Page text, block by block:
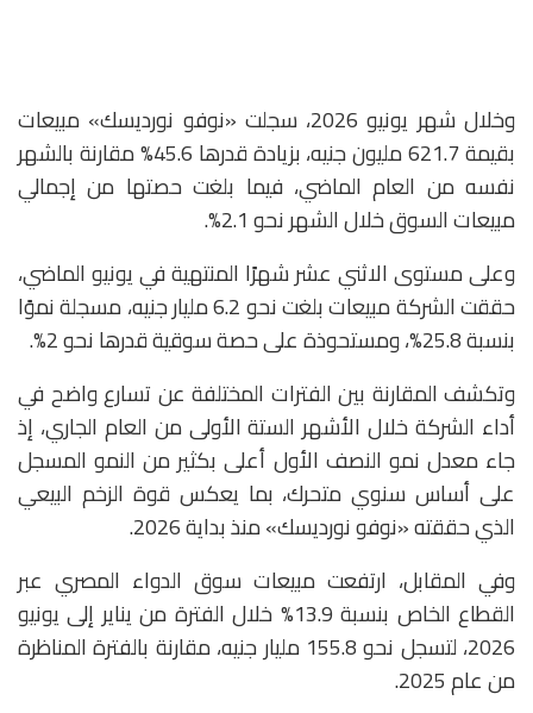
وخلال شهر يونيو 2026، سجلت «نوفو نورديسك» مبيعات
بقيمة 621.7 مليون جنيه، بزيادة قدرها 45.6% مقارنة بالشهر
نفسه من العام الماضي، فيما بلغت حصتها من إجمالي
مبيعات السوق خلال الشهر نحو 2.1%.
وعلى مستوى الاثني عشر شهرًا المنتهية في يونيو الماضي،
حققت الشركة مبيعات بلغت نحو 6.2 مليار جنيه، مسجلة نموًا
بنسبة 25.8%، ومستحوذة على حصة سوقية قدرها نحو 2%.
وتكشف المقارنة بين الفترات المختلفة عن تسارع واضح في
أداء الشركة خلال الأشهر الستة الأولى من العام الجاري، إذ
جاء معدل نمو النصف الأول أعلى بكثير من النمو المسجل
على أساس سنوي متحرك، بما يعكس قوة الزخم البيعي
الذي حققته «نوفو نورديسك» منذ بداية 2026.
وفي المقابل، ارتفعت مبيعات سوق الدواء المصري عبر
القطاع الخاص بنسبة 13.9% خلال الفترة من يناير إلى يونيو
2026، لتسجل نحو 155.8 مليار جنيه، مقارنة بالفترة المناظرة
من عام 2025.